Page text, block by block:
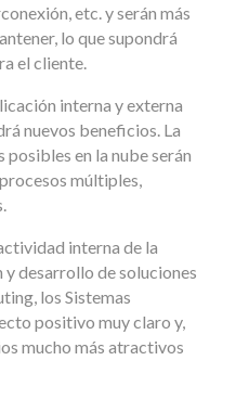
etc. y serán más
lo que supondrá
el cliente.
interna y externa
nuevos beneficios. La
en la nube serán
múltiples,
interna de la
desarrollo de soluciones
los Sistemas
positivo muy claro y,
mucho más atractivos